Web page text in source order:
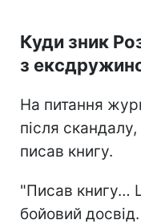
Куди зник
з
На питання
після
писав книгу.
"Писав книгу…
бойовий